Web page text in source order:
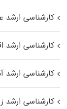
کارشناسی ارشد
کارشناسی ارشد
کارشناسی ارشد
کارشناسی